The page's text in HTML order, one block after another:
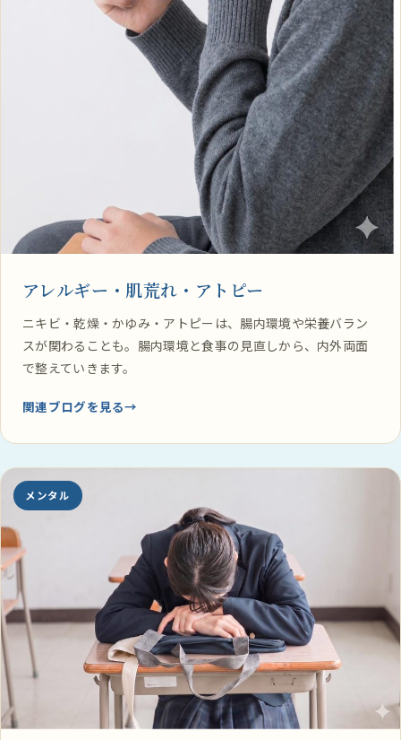
アレルギー・肌荒れ・アトピー
ニキビ・乾燥・かゆみ・アトピーは、腸内環境や栄養バラン
スが関わることも。腸内環境と食事の見直しから、内外両面
で整えていきます。
関連ブログを見る
メンタル